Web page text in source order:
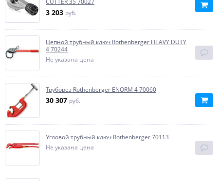
CUTTER 35 70027
3 203 руб.
Цепной трубный ключ Rothenberger HEAVY DUTY
4 70244
Не указана цена
Труборез Rothenberger ENORM 4 70060
30 307 руб.
Угловой трубный ключ Rothenberger 70113
Не указана цена